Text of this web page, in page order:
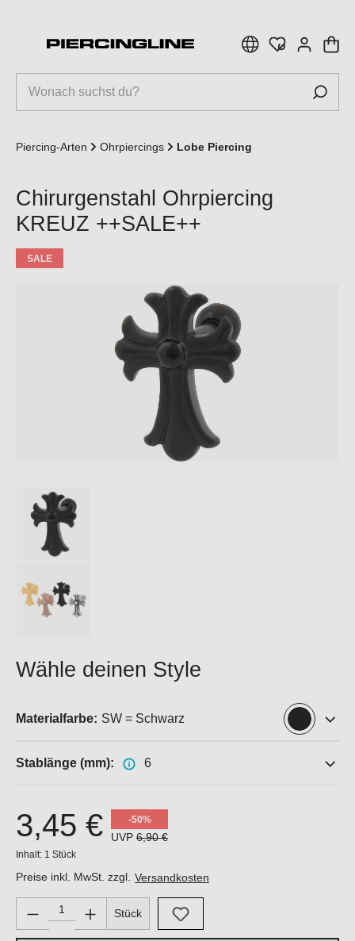
Piercing-Arten Ohrpiercings Lobe Piercing
Chirurgenstahl Ohrpiercing
KREUZ ++SALE++
SALE
Wähle deinen Style
Materialfarbe: SW = Schwarz
Stablänge (mm): 6
3,45 € -50%
UVP 6,90 €
Inhalt: 1 Stück
Preise inkl. MwSt. zzgl. Versandkosten
Produkt Anzahl: Gib den gewünschten Wert ein oder
Stück